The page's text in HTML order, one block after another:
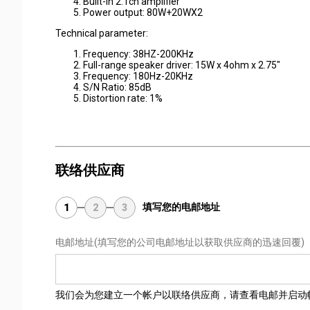
Power output: 80W+20WX2
Technical parameter:
Frequency: 38HZ-200KHz
Full-range speaker driver: 15W x 4ohm x 2.75"
Frequency: 180Hz-20KHz
S/N Ratio: 85dB
Distortion rate: 1%
联络供应商
1 2 3 填写您的电邮地址
电邮地址(填写您的公司电邮地址以获取供应商的迅速回覆)
我们会为您建立一个帐户以联络供应商，请查看电邮并启动